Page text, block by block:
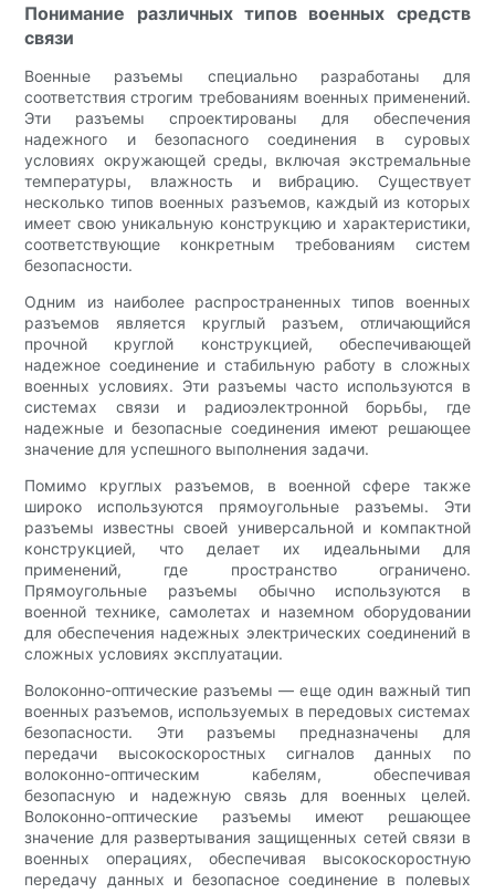
Понимание различных типов военных средств
связи
Военные разъемы специально разработаны для
соответствия строгим требованиям военных применений.
Эти разъемы спроектированы для обеспечения
надежного и безопасного соединения в суровых
условиях окружающей среды, включая экстремальные
температуры, влажность и вибрацию. Существует
несколько типов военных разъемов, каждый из которых
имеет свою уникальную конструкцию и характеристики,
соответствующие конкретным требованиям систем
безопасности.
Одним из наиболее распространенных типов военных
разъемов является круглый разъем, отличающийся
прочной круглой конструкцией, обеспечивающей
надежное соединение и стабильную работу в сложных
военных условиях. Эти разъемы часто используются в
системах связи и радиоэлектронной борьбы, где
надежные и безопасные соединения имеют решающее
значение для успешного выполнения задачи.
Помимо круглых разъемов, в военной сфере также
широко используются прямоугольные разъемы. Эти
разъемы известны своей универсальной и компактной
конструкцией, что делает их идеальными для
применений, где пространство ограничено.
Прямоугольные разъемы обычно используются в
военной технике, самолетах и ​​наземном оборудовании
для обеспечения надежных электрических соединений в
сложных условиях эксплуатации.
Волоконно-оптические разъемы — еще один важный тип
военных разъемов, используемых в передовых системах
безопасности. Эти разъемы предназначены для
передачи высокоскоростных сигналов данных по
волоконно-оптическим кабелям, обеспечивая
безопасную и надежную связь для военных целей.
Волоконно-оптические разъемы имеют решающее
значение для развертывания защищенных сетей связи в
военных операциях, обеспечивая высокоскоростную
передачу данных и безопасное соединение в полевых